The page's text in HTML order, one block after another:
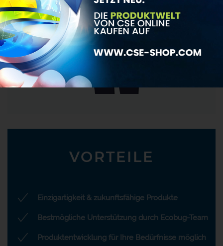
VORTEILE
Einzigartigkeit & zukunftsfähige Produkte
Bestmögliche Unterstützung durch Ecobug-Team
Produktentwicklung für Ihre Bedürfnisse möglich